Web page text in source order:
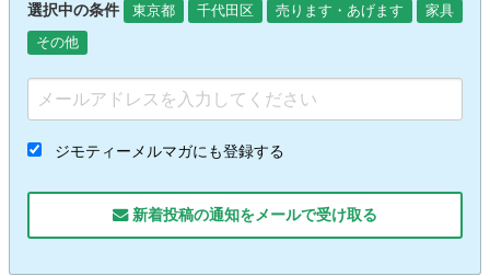
選択中の条件 東京都 千代田区 売ります・あげます
家具
その他
ジモティーメルマガにも登録する
新着投稿の通知をメールで受け取る